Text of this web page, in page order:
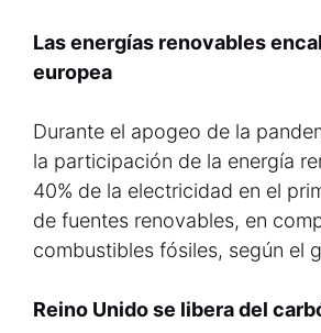
Las energías renovables
europea
Durante el apogeo de la
la participación de la energía
40% de la electricidad en el
de fuentes renovables, en
combustibles fósiles, según el
Reino Unido se libera del